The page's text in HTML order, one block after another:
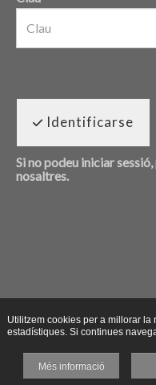
Identificarse
Si no podeu iniciar
nosaltres.
Utilitzem cookies per a millorar
estadístiques. Si continues
Més informació